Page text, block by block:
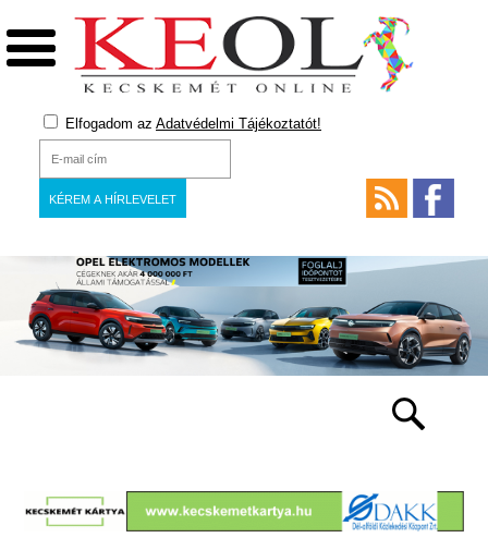
Elfogadom az Adatvédelmi Tájékoztatót!